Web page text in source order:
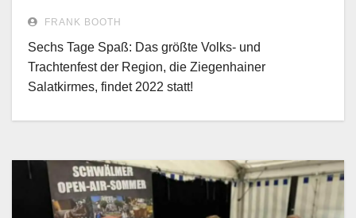
FRANK BOOTH
Sechs Tage Spaß: Das größte Volks- und
Trachtenfest der Region, die Ziegenhainer
Salatkirmes, findet 2022 statt!